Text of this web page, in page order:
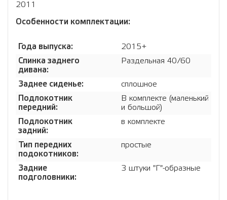
2011
Особенности комплектации:
Года выпуска:
2015+
Спинка заднего
дивана:
Раздельная 40/60
Заднее сиденье:
сплошное
Подлокотник
передний:
В комплекте (маленький
и большой)
Подлокотник
задний:
в комплекте
Тип передних
подокотников:
простые
Задние
подголовники:
3 штуки "Г"-образные